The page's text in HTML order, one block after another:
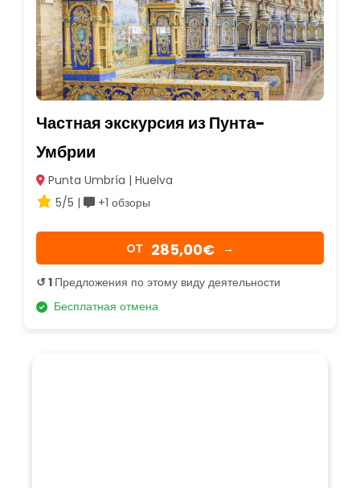
Частная экскурсия из Пунта-
Умбрии
Punta Umbría | Huelva
5/5 |
+1 обзоры
OТ 285,00€ →
↺ 1 Предложения по этому виду деятельности
Бесплатная отмена